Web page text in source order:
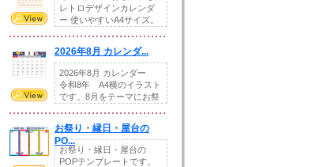
レトロデザインカレンダ
ー 使いやすいA4サイズ。
2026年8月 カレンダ...
2026年8月 カレンダー
令和8年 A4横のイラスト
です。8月をテーマにお祭
お祭り・縁日・屋台の
PO...
お祭り・縁日・屋台の
POPテンプレートです。